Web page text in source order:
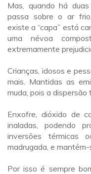
Mas, quando há
passa sobre o ar
existe a “capa” está
uma névoa
extremamente
Crianças, idosos e
mais. Mantidas as
muda, pois a dispersão
Enxofre, dióxido de
inaladas, podendo
inversões térmicas
madrugada, e
Por isso é sempre